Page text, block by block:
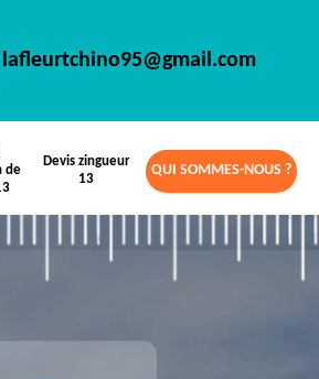
lafleurtchino95@gmail.com
de
Devis zingueur
13
QUI SOMMES-NOUS ?